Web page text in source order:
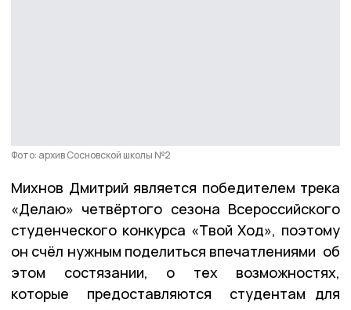
Фото: архив Сосновской школы №2
Михнов Дмитрий является победителем трека
«Делаю» четвёртого сезона Всероссийского
студенческого конкурса «Твой Ход», поэтому
он счёл нужным поделиться впечатлениями об
этом состязании, о тех возможностях,
которые предоставляются студентам для